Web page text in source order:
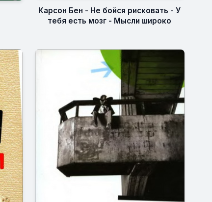
Карсон Бен - Не бойся рисковать - У
тебя есть мозг - Мысли широко